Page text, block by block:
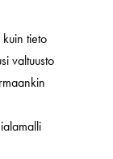
tieto
valtuusto